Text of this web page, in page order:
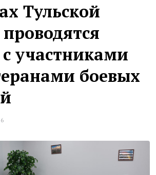
Тульской
с участниками
боевых